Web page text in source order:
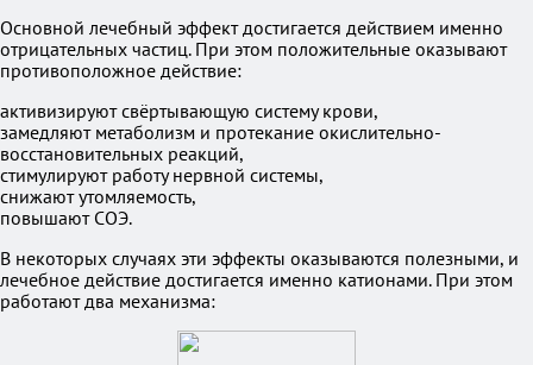
Основной лечебный эффект достигается действием именно
отрицательных частиц. При этом положительные оказывают
противоположное действие:
активизируют свёртывающую систему крови,
замедляют метаболизм и протекание окислительно-
восстановительных реакций,
стимулируют работу нервной системы,
снижают утомляемость,
повышают СОЭ.
В некоторых случаях эти эффекты оказываются полезными, и
лечебное действие достигается именно катионами. При этом
работают два механизма: